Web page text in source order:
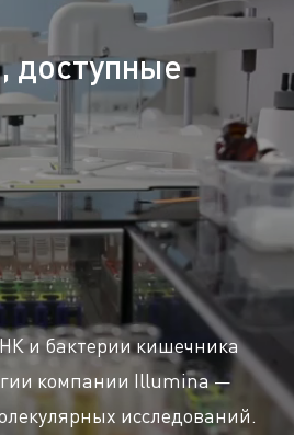
доступные
и бактерии кишечника
компании Illumina —
исследований.